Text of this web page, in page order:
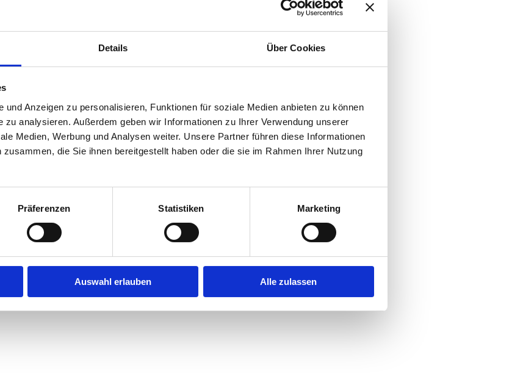
Details Über Cookies
und Anzeigen zu personalisieren, Funktionen für soziale Medien anbieten zu können
zu analysieren. Außerdem geben wir Informationen zu Ihrer Verwendung unserer
Medien, Werbung und Analysen weiter. Unsere Partner führen diese Informationen
die Sie ihnen bereitgestellt haben oder die sie im Rahmen Ihrer Nutzung
Präferenzen Statistiken Marketing
Auswahl erlauben Alle zulassen
has occurred while loadingjobninja.com(see the browser consolefor more information).